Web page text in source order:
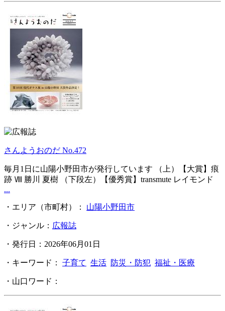
さんようおのだ No.472
毎月1日に山陽小野田市が発行しています （上）【大賞】痕
跡 Ⅷ 勝川 夏樹 （下段左）【優秀賞】transmute レイモンド
...
・エリア（市町村）： 山陽小野田市
・ジャンル： 広報誌
・発行日：2026年06月01日
・キーワード： 子育て 生活 防災・防犯 福祉・医療
・山口ワード：